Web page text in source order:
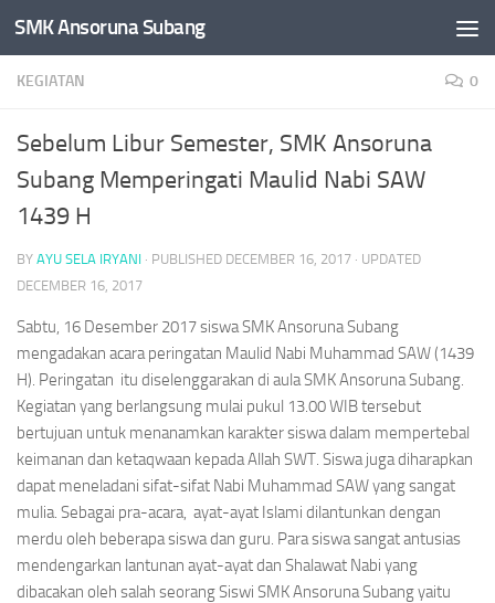
Skip to content
SMK Ansoruna Subang
KEGIATAN 0
Sebelum Libur Semester, SMK Ansoruna
Subang Memperingati Maulid Nabi SAW
1439 H
BY AYU SELA IRYANI · PUBLISHED DECEMBER 16, 2017 · UPDATED
DECEMBER 16, 2017
Sabtu, 16 Desember 2017 siswa SMK Ansoruna Subang
mengadakan acara peringatan Maulid Nabi Muhammad SAW (1439
H). Peringatan itu diselenggarakan di aula SMK Ansoruna Subang.
Kegiatan yang berlangsung mulai pukul 13.00 WIB tersebut
bertujuan untuk menanamkan karakter siswa dalam mempertebal
keimanan dan ketaqwaan kepada Allah SWT. Siswa juga diharapkan
dapat meneladani sifat-sifat Nabi Muhammad SAW yang sangat
mulia. Sebagai pra-acara, ayat-ayat Islami dilantunkan dengan
merdu oleh beberapa siswa dan guru. Para siswa sangat antusias
mendengarkan lantunan ayat-ayat dan Shalawat Nabi yang
dibacakan oleh salah seorang Siswi SMK Ansoruna Subang yaitu